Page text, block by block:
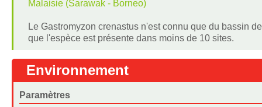
Malaisie (Sarawak - Borneo)
Le Gastromyzon crenastus n'est connu que du bassin
que l'espèce est présente dans moins de 10 sites.
Environnement
Paramètres